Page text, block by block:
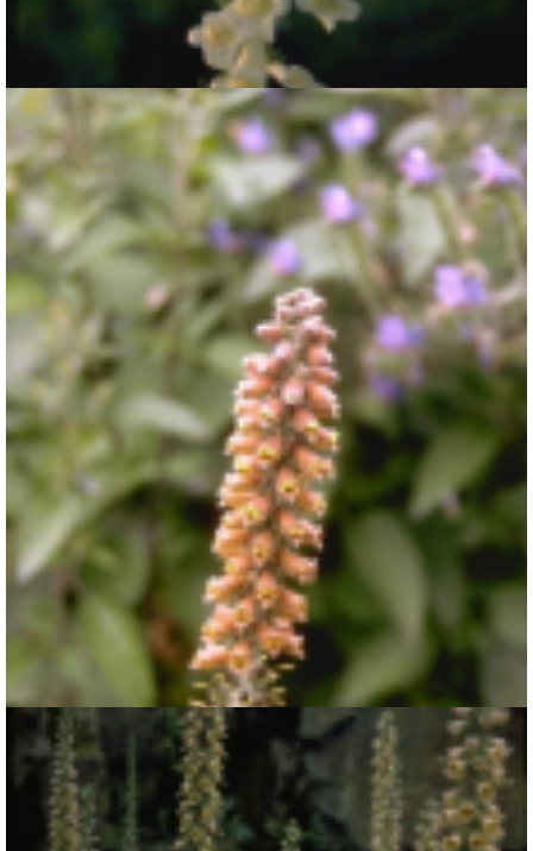
Vingerhoedskruid
Digitalis 'Else'
Vingerhoedskruid
Digitalis parviflora